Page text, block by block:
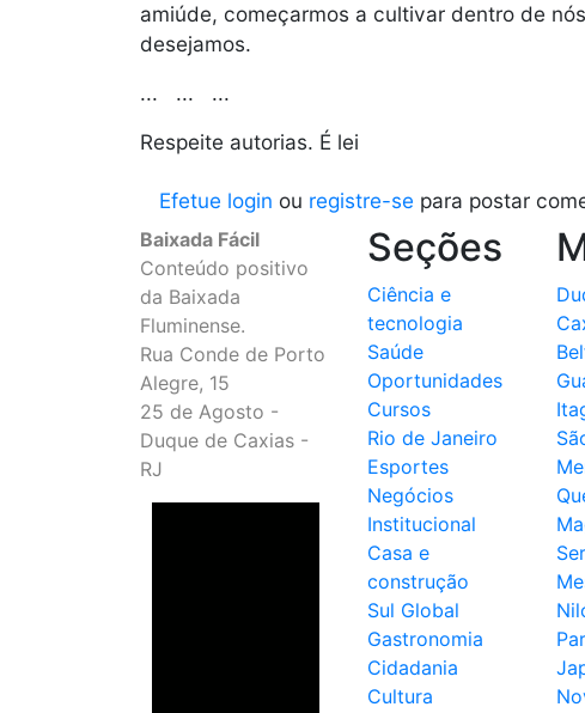
amiúde, começarmos a cultivar dentro de
desejamos.
... ... ...
Respeite autorias. É lei
Efetue login ou registre-se para postar
Baixada Fácil
Conteúdo positivo
da Baixada
Fluminense.
Rua Conde de Porto
Alegre, 15
25 de Agosto -
Duque de Caxias -
RJ
Seções
Ciência e
tecnologia
Saúde
Oportunidades
Cursos
Rio de Janeiro
Esportes
Negócios
Institucional
Casa e
construção
Sul Global
Gastronomia
Cidadania
Cultura